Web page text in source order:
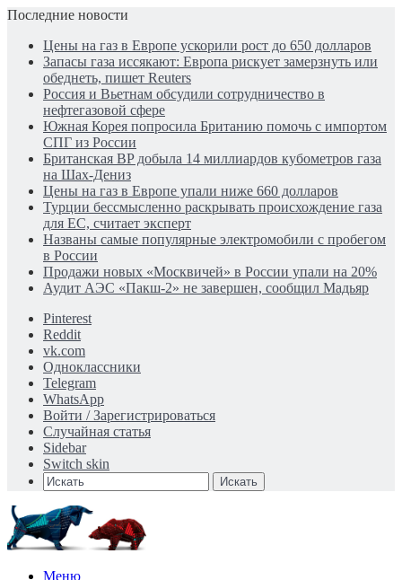
Последние новости
Цены на газ в Европе ускорили рост до 650 долларов
Запасы газа иссякают: Европа рискует замерзнуть или
обеднеть, пишет Reuters
Россия и Вьетнам обсудили сотрудничество в
нефтегазовой сфере
Южная Корея попросила Британию помочь с импортом
СПГ из России
Британская BP добыла 14 миллиардов кубометров газа
на Шах-Дениз
Цены на газ в Европе упали ниже 660 долларов
Турции бессмысленно раскрывать происхождение газа
для ЕС, считает эксперт
Названы самые популярные электромобили с пробегом
в России
Продажи новых «Москвичей» в России упали на 20%
Аудит АЭС «Пакш-2» не завершен, сообщил Мадьяр
Pinterest
Reddit
vk.com
Одноклассники
Telegram
WhatsApp
Войти / Зарегистрироваться
Случайная статья
Sidebar
Switch skin
Искать
Меню